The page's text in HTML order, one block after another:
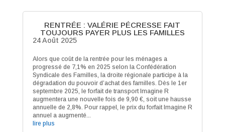
RENTRÉE : VALÉRIE PÉCRESSE FAIT
TOUJOURS PAYER PLUS LES FAMILLES
24 Août 2025
Alors que coût de la rentrée pour les ménages a
progressé de 7,1% en 2025 selon la Confédération
Syndicale des Familles, la droite régionale participe à la
dégradation du pouvoir d’achat des familles. Dès le 1er
septembre 2025, le forfait de transport Imagine R
augmentera une nouvelle fois de 9,90 €, soit une hausse
annuelle de 2,8%. Pour rappel, le prix du forfait Imagine R
annuel a augmenté...
lire plus